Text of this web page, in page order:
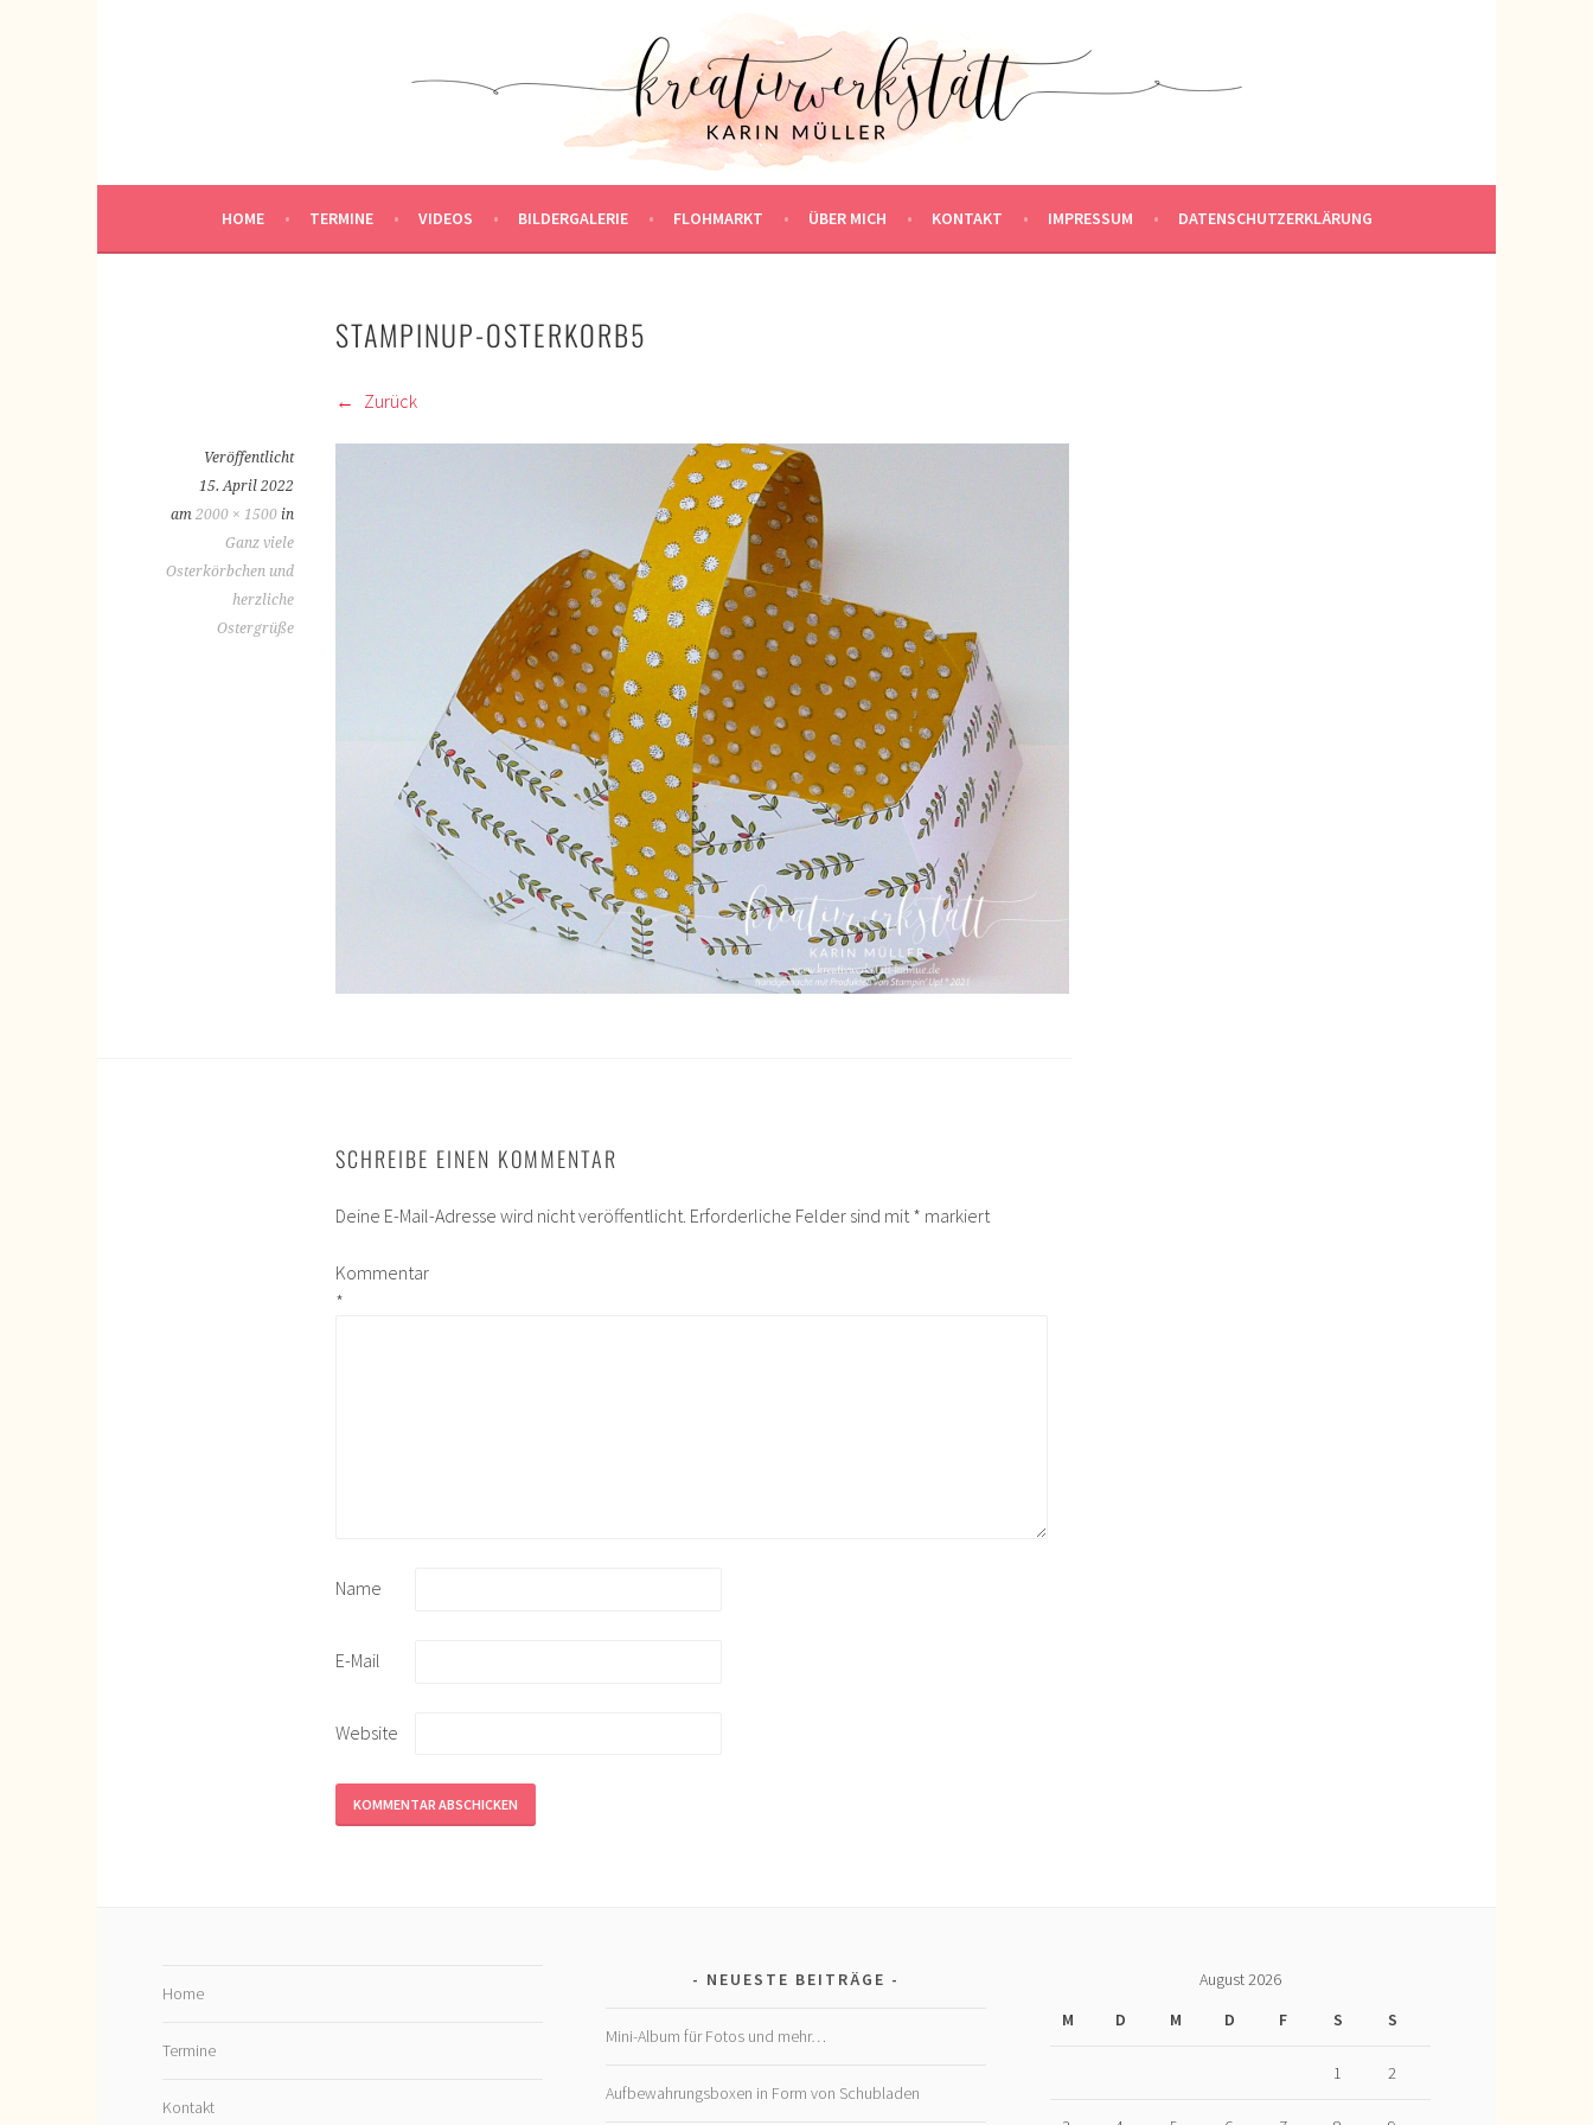
KREATIVWERKSTATT
HOME TERMINE VIDEOS BILDERGALERIE FLOHMARKT ÜBER MICH KONTAKT IMPRESSUM DATENSCHUTZERKLÄRUNG
STAMPINUP-OSTERKORB5
Zurück
Veröffentlicht
15. April 2022
am 2000 × 1500 in
Ganz viele
Osterkörbchen und
herzliche
Ostergrüße
SCHREIBE EINEN KOMMENTAR
Deine E-Mail-Adresse wird nicht veröffentlicht. Erforderliche Felder sind mit* markiert
Kommentar
*
Name
E-Mail
Website
Home
Termine
Kontakt
NEUESTE BEITRÄGE
Mini-Album für Fotos und mehr…
Aufbewahrungsboxen in Form von Schubladen
August 2026
M
D M D F S S
1 2